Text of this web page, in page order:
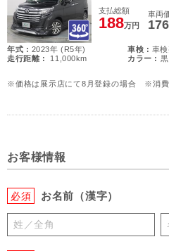
支払総額
188万円
車両
176
年式 : 2023年 (R5年) 車検 : 車
走行距離 :
11,000km カラー : 黒
※価格は展示店にて8月登録の場合 ※消費
お客様情報
必須 お名前（漢字）